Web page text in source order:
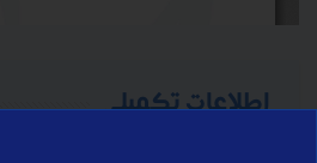
اطلاعات تکمیلی